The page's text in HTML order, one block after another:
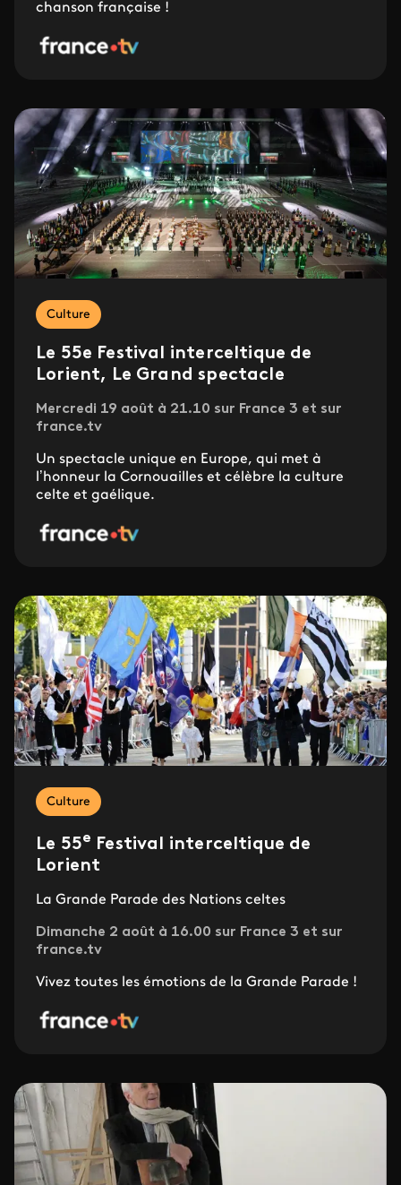
chanson française !
Culture
Le 55e Festival interceltique de
Lorient, Le Grand spectacle
Mercredi 19 août à 21.10 sur France 3 et sur
france.tv
Un spectacle unique en Europe, qui met à
l’honneur la Cornouailles et célèbre la culture
celte et gaélique.
Culture
Le 55e
Festival interceltique de
Lorient
La Grande Parade des Nations celtes
Dimanche 2 août à 16.00 sur France 3 et sur
france.tv
Vivez toutes les émotions de la Grande Parade !